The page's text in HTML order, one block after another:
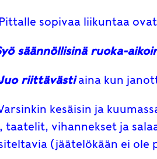
sopivaa liikuntaa
säännöllisinä ruoka-
riittävästiaina kun
kesäisin ja
taatelit, vihannekset ja
(jäätelökään ei